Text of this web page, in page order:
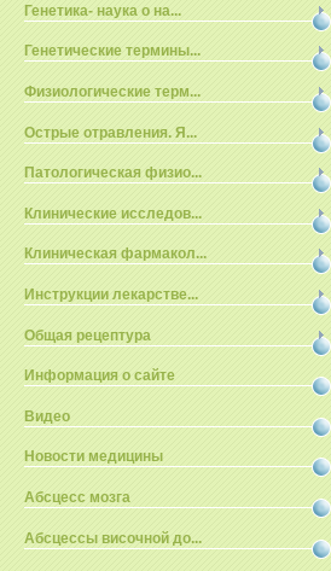
Генетика- наука о на...
Генетические термины...
Физиологические терм...
Острые отравления. Я...
Патологическая физио...
Клинические исследов...
Клиническая фармакол...
Инструкции лекарстве...
Общая рецептура
Информация о сайте
Видео
Новости медицины
Абсцесс мозга
Абсцессы височной до...